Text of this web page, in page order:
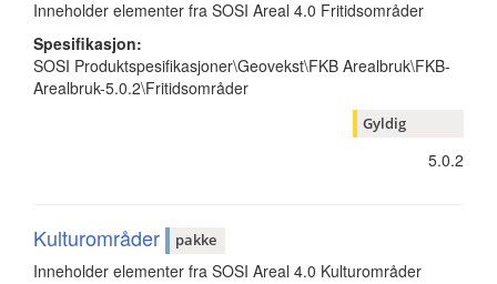
Inneholder elementer fra SOSI Areal 4.0 Fritidsområder
Spesifikasjon:
SOSI Produktspesifikasjoner\Geovekst\FKB Arealbruk\FKB-
Arealbruk-5.0.2\Fritidsområder
Gyldig
5.0.2
Kulturområder pakke
Inneholder elementer fra SOSI Areal 4.0 Kulturområder